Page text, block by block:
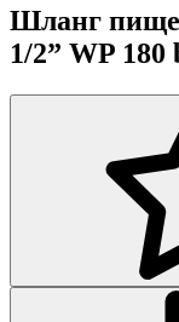
Шланг
1/2” WP 180